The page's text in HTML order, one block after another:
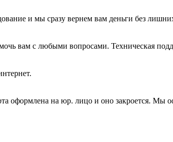
и мы сразу вернем вам деньги без
вам с любыми вопросами. Техническая
оформлена на юр. лицо и оно закроется. Мы